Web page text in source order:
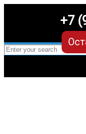
+7